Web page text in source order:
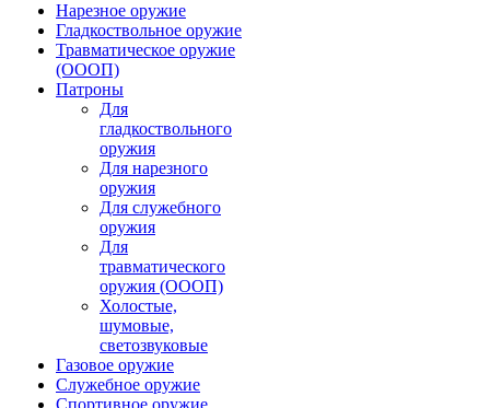
Нарезное оружие
Гладкоствольное оружие
Травматическое оружие
(ОООП)
Патроны
Для
гладкоствольного
оружия
Для нарезного
оружия
Для служебного
оружия
Для
травматического
оружия (ОООП)
Холостые,
шумовые,
светозвуковые
Газовое оружие
Служебное оружие
Спортивное оружие